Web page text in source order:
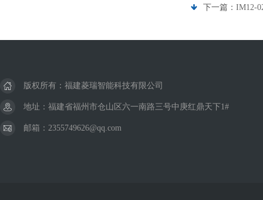
下一篇： IM12-
版权所有：福建菱瑞智能科技有限公司
地址：福建省福州市仓山区六一南路三号中庚红鼎天下1#
邮箱：2355749626@qq.com